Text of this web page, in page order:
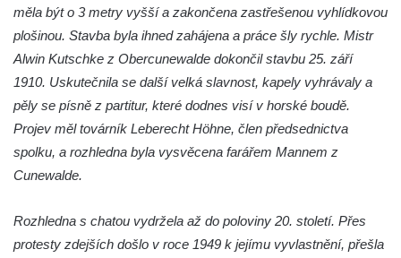
Vyhlídka pod Zlatým vrchem u Bečova nad
Teplou
Vyhlídka Radovič u Velké Bučiny u Velvar
Pozorovatelna pod vrchem Radovič u Velké
Bučiny u Velvar
Rozhledna Bieleboh u Beiersdorfu
Věž krále Friedricha Augusta u Löbau
měla být o 3 metry vyšší a zakončena zastřešenou vyhlídkovou
plošinou. Stavba byla ihned zahájena a práce šly rychle. Mistr
Alwin Kutschke z Obercunewalde dokončil stavbu 25. září
1910. Uskutečnila se další velká slavnost, kapely vyhrávaly a
pěly se písně z partitur, které dodnes visí v horské boudě.
Projev měl továrník Leberecht Höhne, člen předsednictva
spolku, a rozhledna byla vysvěcena farářem Mannem z
Cunewalde.
Rozhledna s chatou vydržela až do poloviny 20. století. Přes
protesty zdejších došlo v roce 1949 k jejímu vyvlastnění, přešla